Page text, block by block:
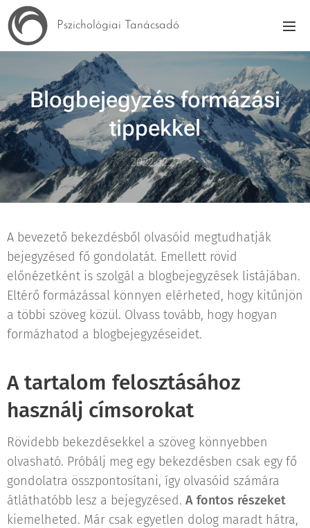
Pszichológiai Tanácsadó
Blogbejegyzés formázási
tippekkel
2022.02.27
A bevezető bekezdésből olvasóid megtudhatják
bejegyzésed fő gondolatát. Emellett rövid
előnézetként is szolgál a blogbejegyzések listájában.
Eltérő formázással könnyen elérheted, hogy kitűnjön
a többi szöveg közül. Olvass tovább, hogy hogyan
formázhatod a blogbejegyzéseidet.
A tartalom felosztásához
használj címsorokat
Rövidebb bekezdésekkel a szöveg könnyebben
olvasható. Próbálj meg egy bekezdésben csak egy fő
gondolatra összpontosítani, így olvasóid számára
átláthatóbb lesz a bejegyzésed. A fontos részeket
kiemelheted. Már csak egyetlen dolog maradt hátra,